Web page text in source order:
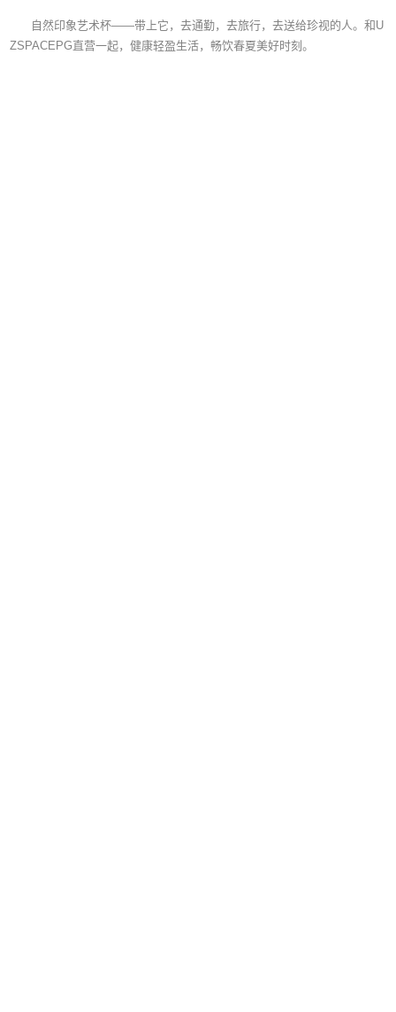
自然印象艺术杯——带上它，去通勤，去旅行，去送给珍视的人。和U
ZSPACEPG直营一起，健康轻盈生活，畅饮春夏美好时刻。